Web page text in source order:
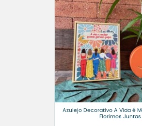
Azulejo Decorativo A Vida é
Florimos Juntas